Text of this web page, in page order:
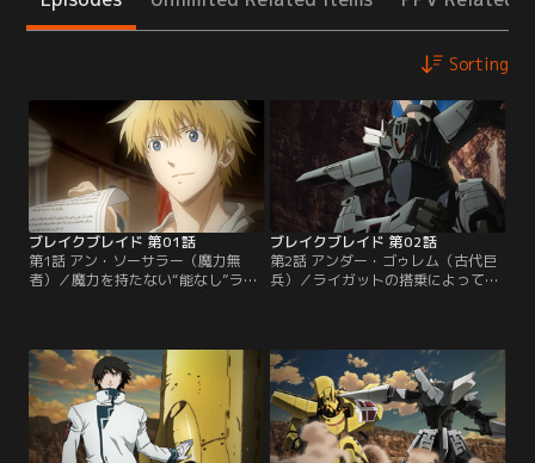
Sorting
ブレイクブレイド 第01話
第1話 アン・ソーサラー（魔力無
者）／魔力を持たない“能なし”ライ
ガットは、士官学校時代の友人であ
による領内侵攻の事実を知らされ
る。その前線指揮官が、3人の親
友・ゼスであることも。王都で発掘
された推定1000年前の古代巨兵に偶
然乗り込んだとき、ライガットの運
命は大きく動き始める…。
ブレイクブレイド 第02話
第2話 アンダー・ゴゥレム（古代巨
兵）／ライガットの搭乗によって
トの前に立ちはだかるゼスの強襲部
隊。激しい戦闘のさなか、祖国の運
命を背負って再会するかつての親友
たち。彼のみが動かせる巨大な力を
手にしたライガットは、戦乱の渦へ
と容赦なく飲み込まれてゆく。